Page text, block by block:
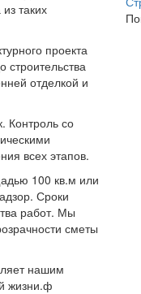
таких
проекта
отделкой и
Контроль со
всех этапов.
100 кв.м или
Сроки
работ. Мы
сметы
нашим
жизни.ф